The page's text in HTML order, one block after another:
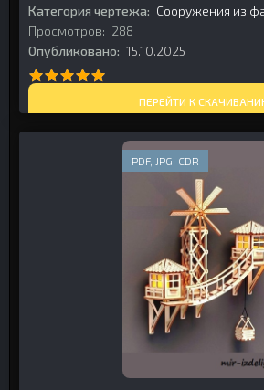
Категория чертежа: Сооружения из
Просмотров: 288
Опубликовано: 15.10.2025
ПЕРЕЙТИ К
PDF, JPG, CDR